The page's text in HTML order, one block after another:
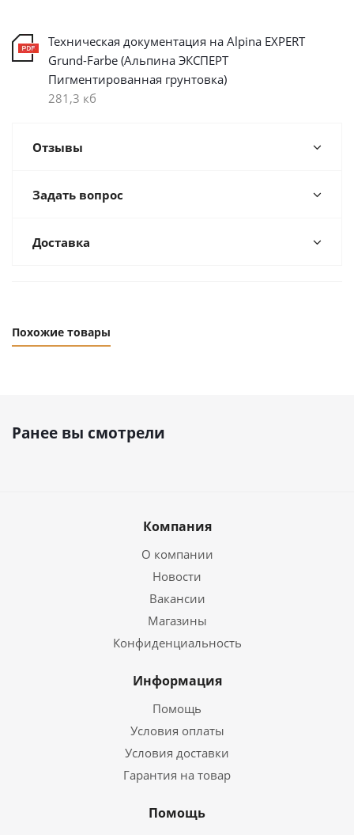
Техническая документация на Alpina EXPERT
Grund-Farbe (Альпина ЭКСПЕРТ
Пигментированная грунтовка)
281,3 кб
Отзывы
Задать вопрос
Доставка
Похожие товары
Ранее вы смотрели
Компания
О компании
Новости
Вакансии
Магазины
Конфиденциальность
Информация
Помощь
Условия оплаты
Условия доставки
Гарантия на товар
Помощь